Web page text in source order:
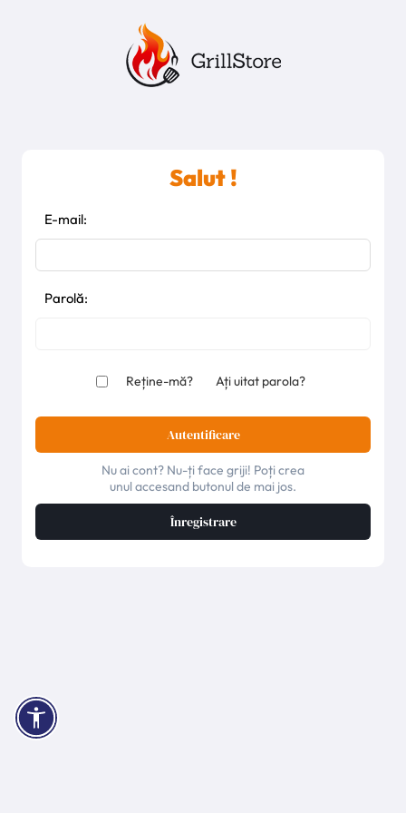
Salut !
E-mail:
Parolă:
Reține-mă? Ați uitat parola?
Autentificare
Nu ai cont? Nu-ți face griji! Poți crea
unul accesand butonul de mai jos.
Înregistrare